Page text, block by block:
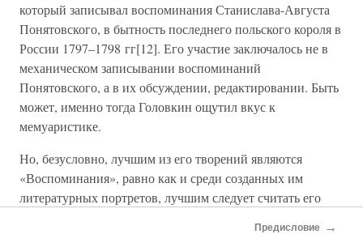
который записывал воспоминания Станислава-Августа
Понятовского, в бытность последнего польского короля в
России 1797–1798 гг[12]. Его участие заключалось не в
механическом записывании воспоминаний
Понятовского, а в их обсуждении, редактировании. Быть
может, именно тогда Головкин ощутил вкус к
мемуаристике.
Но, безусловно, лучшим из его творений являются
«Воспоминания», равно как и среди созданных им
литературных портретов, лучшим следует считать его
Предисловие →